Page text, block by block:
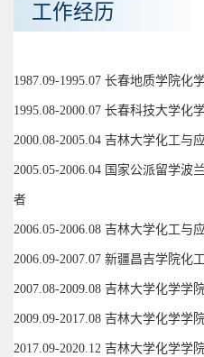
工作经历
1987.09-1995.07 长春地质学院化
1995.08-2000.07 长春科技大学化
2000.08-2005.04 吉林大学化工与
2005.05-2006.04 国家公派留学波
者
2006.05-2006.08 吉林大学化工与
2006.09-2007.07 新疆昌吉学院化
2007.08-2009.08 吉林大学化学学
2009.09-2017.08 吉林大学化学学
2017.09-2020.12 吉林大学化学学